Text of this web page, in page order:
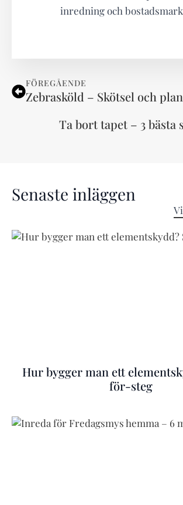
inredning och
FÖREGÅENDE
Zebrasköld – Skötsel och
Ta bort tapet – 3 bästa
Senaste inläggen
Hur bygger man ett
för-steg